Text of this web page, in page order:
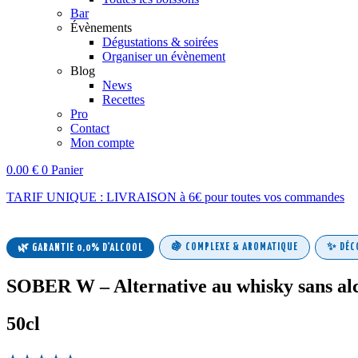
Bar
Évènements
Dégustations & soirées
Organiser un évènement
Blog
News
Recettes
Pro
Contact
Mon compte
0.00 € 0 Panier
TARIF UNIQUE : LIVRAISON à 6€ pour toutes vos commandes
🌿 GARANTIE 0,0% D'ALCOOL 🍇 COMPLEXE & AROMATIQUE ✨
SOBER W – Alternative au whisky sans
50cl